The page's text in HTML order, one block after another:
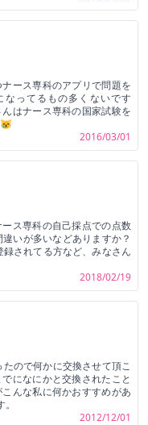
ース専科のアプリで問題を
ってるもの多くないです
はナース専科の国家試験を
2016/03/01
ス専科の自己採点での点数
いが多いなどありますか？
されてる方など、みなさん
2018/02/19
ので何かに交換させて頂こ
になにかと交換されたこと
んな私に何かおすすめがあ
2012/12/01